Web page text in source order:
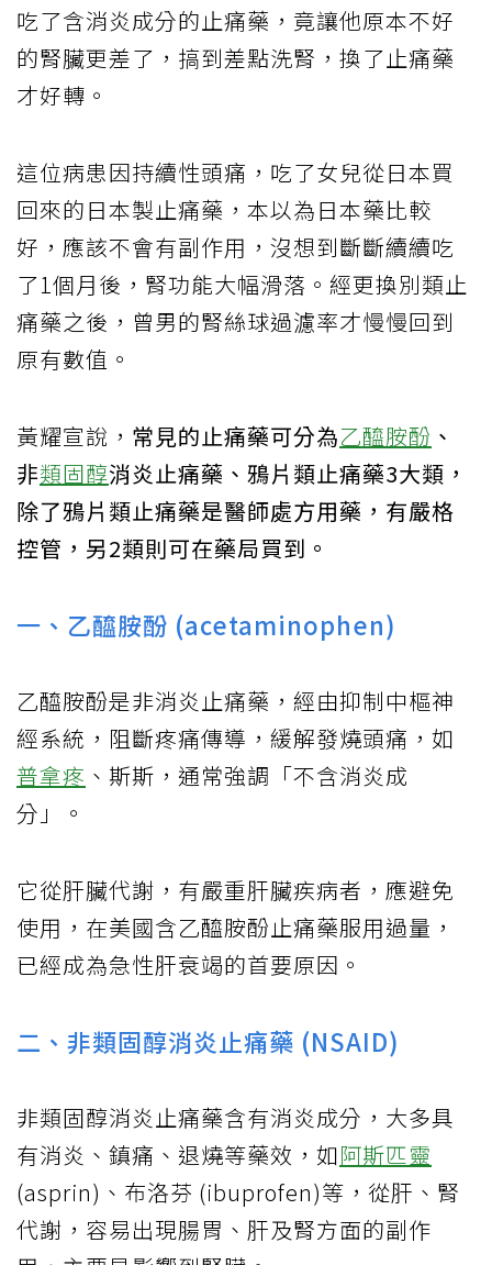
吃了含消炎成分的止痛藥，竟讓他原本不好
的腎臟更差了，搞到差點洗腎，換了止痛藥
才好轉。
這位病患因持續性頭痛，吃了女兒從日本買
回來的日本製止痛藥，本以為日本藥比較
好，應該不會有副作用，沒想到斷斷續續吃
了1個月後，腎功能大幅滑落。經更換別類止
痛藥之後，曾男的腎絲球過濾率才慢慢回到
原有數值。
黃耀宣說， 常見的止痛藥可分為乙醯胺酚 、
非類固醇消炎止痛藥、鴉片類止痛藥3大類，
除了鴉片類止痛藥是醫師處方用藥，有嚴格
控管，另2類則可在藥局買到。
一、乙醯胺酚 (acetaminophen)
乙醯胺酚是非消炎止痛藥，經由抑制中樞神
經系統，阻斷疼痛傳導，緩解發燒頭痛，如
普拿疼 、斯斯，通常強調「不含消炎成
分」。
它從肝臟代謝，有嚴重肝臟疾病者，應避免
使用，在美國含乙醯胺酚止痛藥服用過量，
已經成為急性肝衰竭的首要原因。
二、非類固醇消炎止痛藥 (NSAID)
非類固醇消炎止痛藥含有消炎成分，大多具
有消炎、鎮痛、退燒等藥效，如阿斯匹靈
(asprin)、布洛芬 (ibuprofen)等，從肝、腎
代謝，容易出現腸胃、肝及腎方面的副作